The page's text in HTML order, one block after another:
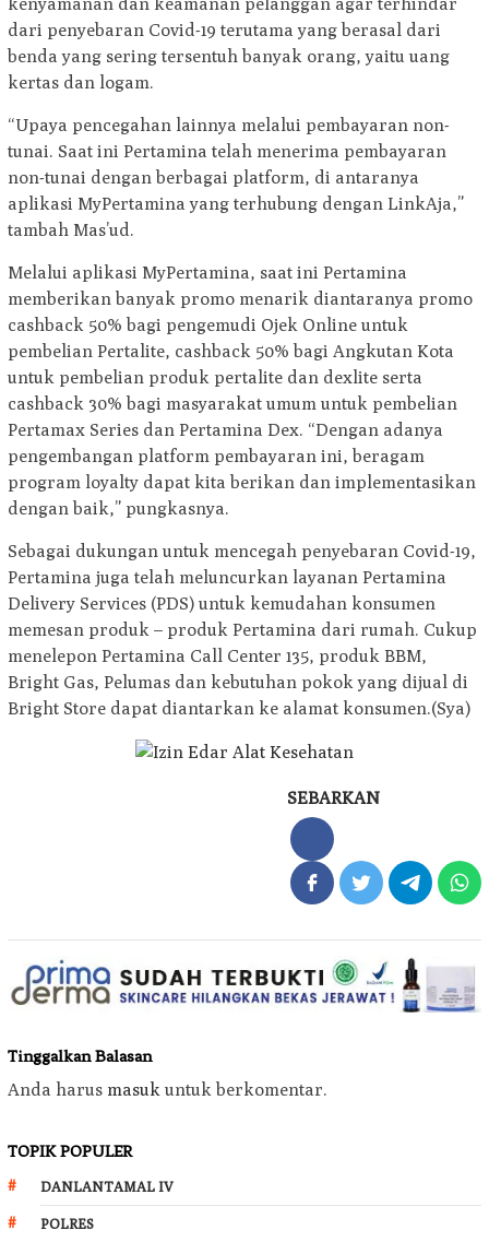
dari penyebaran Covid-19 terutama yang berasal dari
benda yang sering tersentuh banyak orang, yaitu uang
kertas dan logam.
“Upaya pencegahan lainnya melalui pembayaran non-
tunai. Saat ini Pertamina telah menerima pembayaran
non-tunai dengan berbagai platform, di antaranya
aplikasi MyPertamina yang terhubung dengan LinkAja,”
tambah Mas’ud.
Melalui aplikasi MyPertamina, saat ini Pertamina
memberikan banyak promo menarik diantaranya promo
cashback 50% bagi pengemudi Ojek Online untuk
pembelian Pertalite, cashback 50% bagi Angkutan Kota
untuk pembelian produk pertalite dan dexlite serta
cashback 30% bagi masyarakat umum untuk pembelian
Pertamax Series dan Pertamina Dex. “Dengan adanya
pengembangan platform pembayaran ini, beragam
program loyalty dapat kita berikan dan implementasikan
dengan baik,” pungkasnya.
Sebagai dukungan untuk mencegah penyebaran Covid-19,
Pertamina juga telah meluncurkan layanan Pertamina
Delivery Services (PDS) untuk kemudahan konsumen
memesan produk – produk Pertamina dari rumah. Cukup
menelepon Pertamina Call Center 135, produk BBM,
Bright Gas, Pelumas dan kebutuhan pokok yang dijual di
Bright Store dapat diantarkan ke alamat konsumen.(Sya)
SEBARKAN
Tinggalkan Balasan
Anda harus masuk untuk berkomentar.
TOPIK POPULER
DANLANTAMAL IV
POLRES